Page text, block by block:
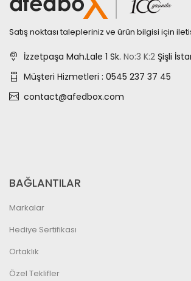
Satış noktası talepleriniz ve ürün bilgisi için
İzzetpaşa Mah.Lale 1 Sk. No:3 K:2 Şişli
Müşteri Hizmetleri : 0545 237 37 45
contact@afedbox.com
BAĞLANTILAR
Markalar
Hediye Sertifikası
Ortaklık
Özel Teklifler